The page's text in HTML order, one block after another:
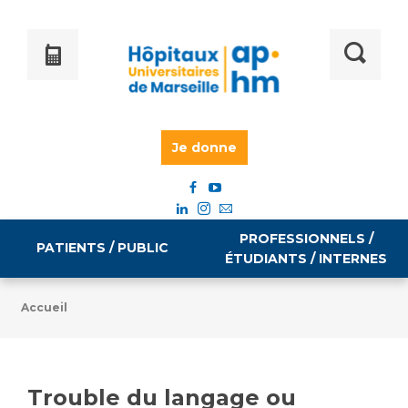
Je donne
PATIENTS / PUBLIC
PROFESSIONNELS /
ÉTUDIANTS / INTERNES
Emploi / formation
Accueil
Trouble du langage ou